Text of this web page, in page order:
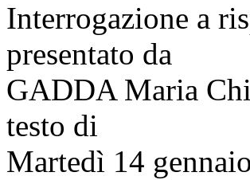
Interrogazione a
presentato da
GADDA Maria
testo di
Martedì 14